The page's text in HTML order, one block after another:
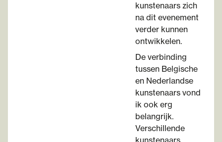
kunstenaars zich
na dit evenement
verder kunnen
ontwikkelen.
De verbinding
tussen Belgische
en Nederlandse
kunstenaars vond
ik ook erg
belangrijk.
Verschillende
kunstenaars